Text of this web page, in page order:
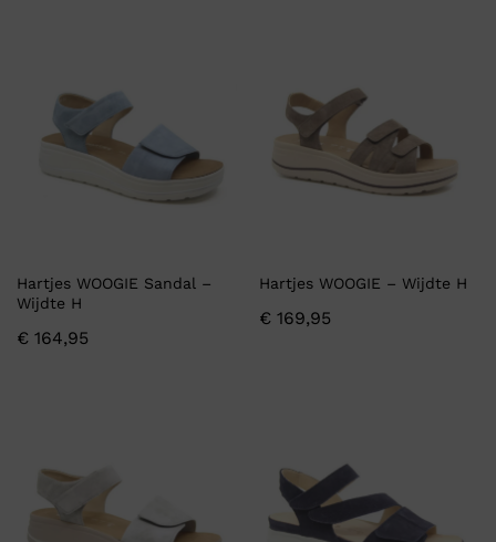
Hartjes WOOGIE Sandal –
Wijdte H
€ 164,95
Hartjes WOOGIE – Wijdte H
€ 169,95